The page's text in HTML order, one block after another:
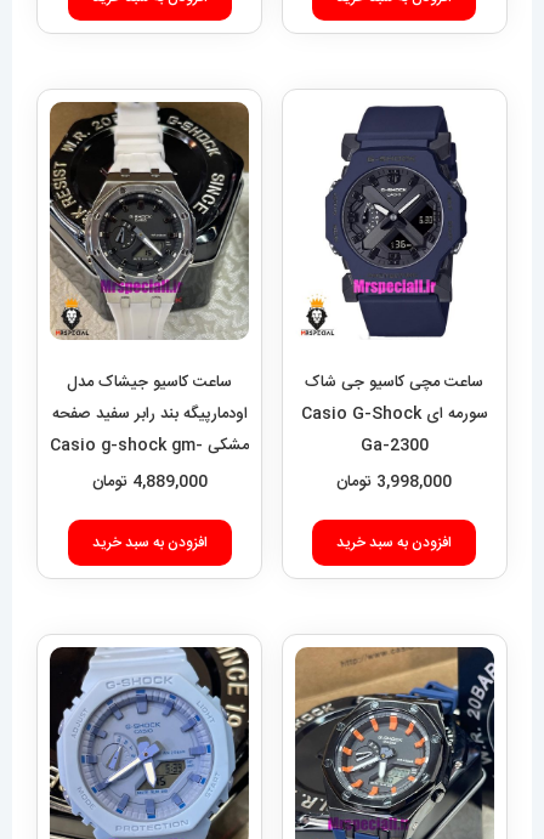
ساعت مچی کاسیو جی شاک
سورمه ای Casio G-Shock
Ga-2300
3,998,000 تومان
افزودن به سبد خرید
ساعت کاسیو جیشاک مدل
اودمارپیگه بند رابر سفید صفحه
مشکی Casio g-shock gm-
2100 royal oak 021461
4,889,000 تومان
افزودن به سبد خرید